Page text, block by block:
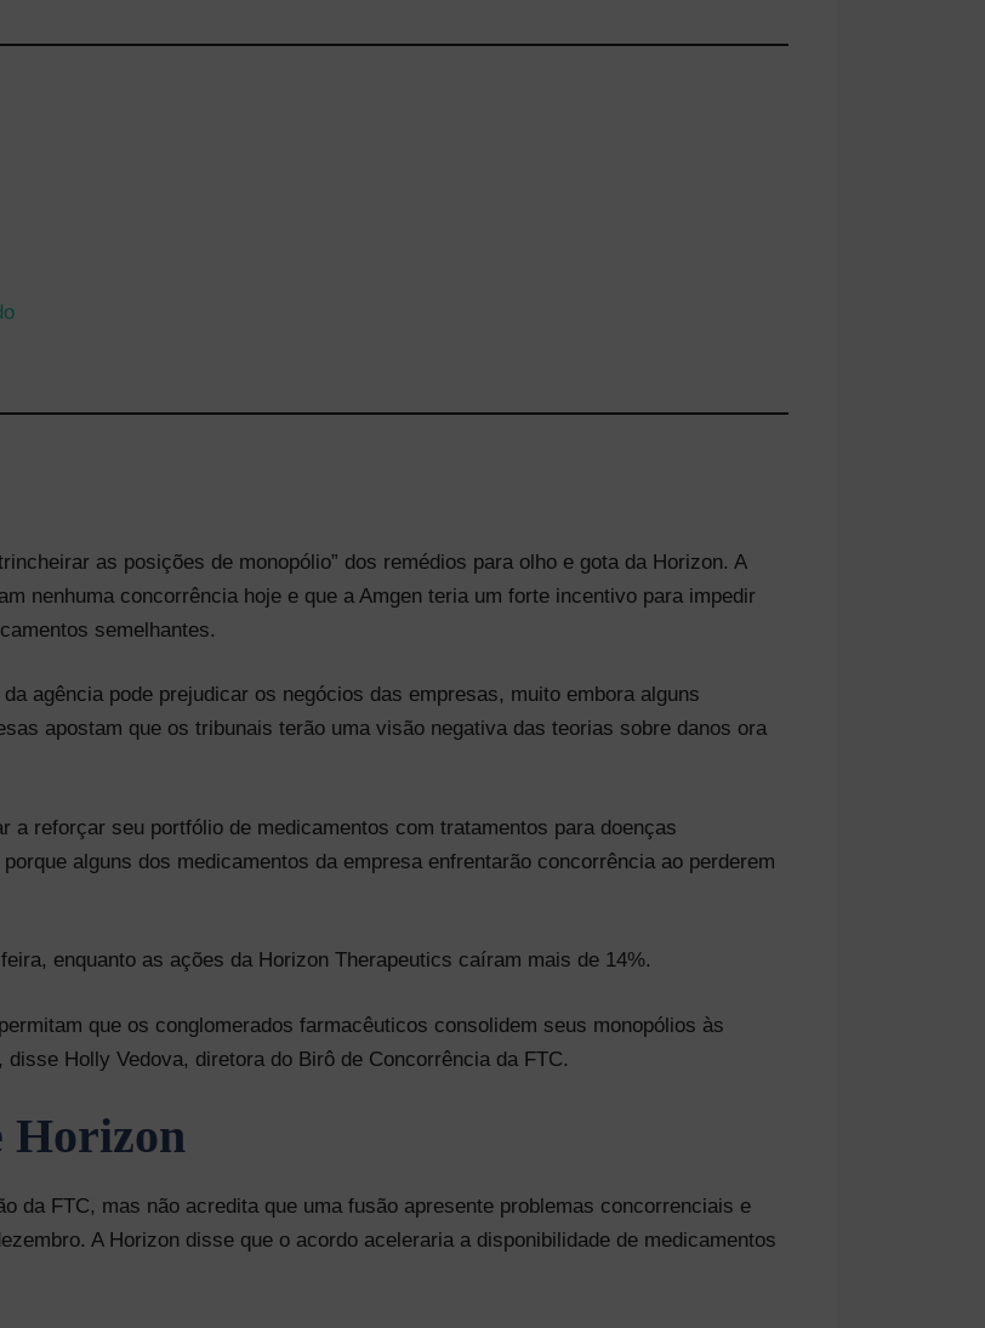
as posições de monopólio” dos remédios para olho e gota da Horizon. A
nenhuma concorrência hoje e que a Amgen teria um forte incentivo para impedir
semelhantes.
agência pode prejudicar os negócios das empresas, muito embora alguns
apostam que os tribunais terão uma visão negativa das teorias sobre danos ora
a reforçar seu portfólio de medicamentos com tratamentos para doenças
alguns dos medicamentos da empresa enfrentarão concorrência ao perderem
enquanto as ações da Horizon Therapeutics caíram mais de 14%.
que os conglomerados farmacêuticos consolidem seus monopólios às
Holly Vedova, diretora do Birô de Concorrência da FTC.
Horizon
da FTC, mas não acredita que uma fusão apresente problemas concorrenciais e
A Horizon disse que o acordo aceleraria a disponibilidade de medicamentos